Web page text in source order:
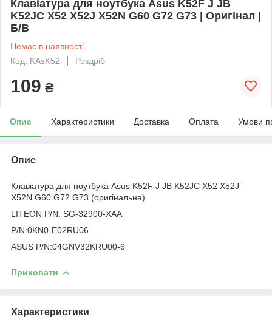
Клавіатура для ноутбука Asus K52F J JB
K52JC X52 X52J X52N G60 G72 G73 | Оригінал |
Б/В
Немає в наявності
Код: KAsK52
Роздріб
109 ₴
Опис Характеристики Доставка Оплата Умови
Опис
Клавіатура для ноутбука Asus K52F J JB K52JC X52 X52J
X52N G60 G72 G73 (оригінальна)
LITEON P/N: SG-32900-XAA
P/N:0KN0-E02RU06
ASUS P/N:04GNV32KRU00-6
Приховати
Характеристики